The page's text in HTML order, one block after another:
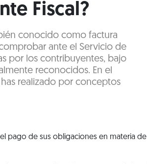
Fiscal?
conocido como factura
ante el Servicio de
por los contribuyentes, bajo
reconocidos. En el
realizado por conceptos
pago de sus obligaciones en materia de